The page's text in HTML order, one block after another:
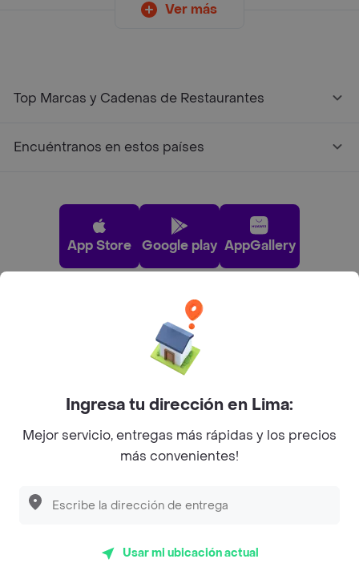
Ver más
Top Marcas y Cadenas de Restaurantes
Encuéntranos en estos países
App Store Google play AppGallery
Pide tu comida favorita cerca de ti
2026 Rappi Inc. All rights reserved.
Ingresa tu dirección en Lima:
Mejor servicio, entregas más rápidas y los precios
más convenientes!
Usar mi ubicación actual